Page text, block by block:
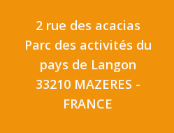
2 rue des acacias
Parc des activités du
pays de Langon
33210 MAZERES -
FRANCE